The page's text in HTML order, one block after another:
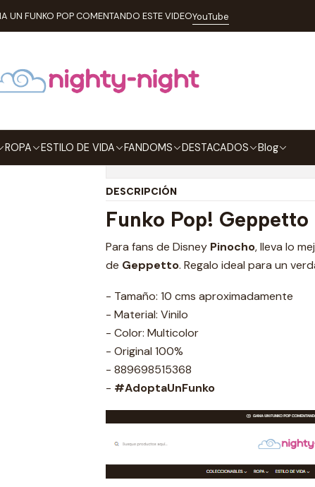
ROPA ESTILO DE VIDA FANDOMS DESTACADOS Blog
UN FUNKO POP COMENTANDO ESTE VIDEOYouTube
FUNKO Pop! Disney Geppetto Funko Pop Pinocchio 1028
Geppetto Funko
DESCRIPCIÓN
Funko Pop! Geppetto
Para fans de Disney Pinocho, lleva lo
de Geppetto. Regalo ideal para un
- Tamaño: 10 cms aproximadamente
- Material: Vinilo
- Color: Multicolor
- Original 100%
- 889698515368
- #AdoptaUnFunko